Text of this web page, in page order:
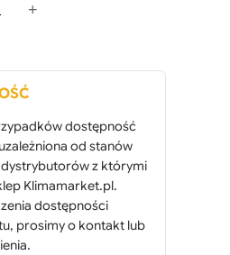
+
dostępność
od stanów
z którymi
Klimamarket.pl.
dostępności
prosimy o kontakt lub